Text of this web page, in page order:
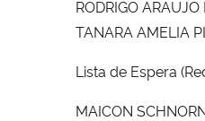
RODRIGO
TANARA AMELIA
Lista de Espera
MAICON